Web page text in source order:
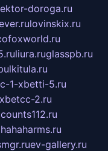
doroga.ru
lovinskix.ru
liura.ruglasspb.ru
1-xbetti-5.ru
2.ru
ev-gallery.ru